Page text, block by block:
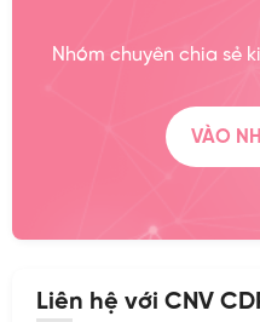
Nhóm chuyên chia sẻ
VÀO
Liên hệ với CNV